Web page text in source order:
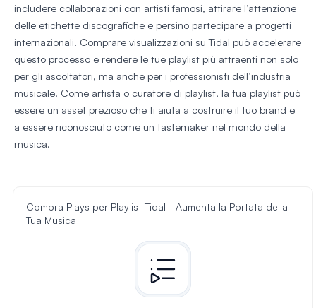
includere collaborazioni con artisti famosi, attirare l’attenzione
delle etichette discografiche e persino partecipare a progetti
internazionali. Comprare visualizzazioni su Tidal può accelerare
questo processo e rendere le tue playlist più attraenti non solo
per gli ascoltatori, ma anche per i professionisti dell’industria
musicale. Come artista o curatore di playlist, la tua playlist può
essere un asset prezioso che ti aiuta a costruire il tuo brand e
a essere riconosciuto come un tastemaker nel mondo della
musica.
Compra Plays per Playlist Tidal - Aumenta la Portata della
Tua Musica